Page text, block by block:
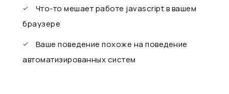
Что-то мешает работе javascript в вашем
браузере
Ваше поведение похоже на поведение
автоматизированных систем